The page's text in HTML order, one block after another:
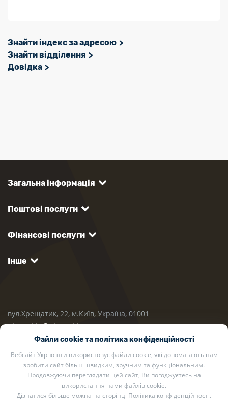
Знайти індекс за адресою
Знайти відділення
Довідка
Загальна інформація
Поштові послуги
Фінансові послуги
Інше
вул.Хрещатик, 22, м.Київ, Україна, 01001
ukrposhta@ukrposhta.ua
Файли cookie та політика конфіденційності
Вебсайт Укрпошти використовує файли cookie, які допомагають нам
зробити сайт більш швидким, зручним та функціональним.
Продовжуючи переглядати цей сайт, Ви погоджуєтесь на
використання нами файлів cookie.
Дізнатися більше можна на сторінці Політика конфіденційності.